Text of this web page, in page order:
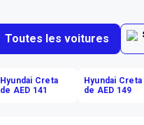
Toutes les voitures
Hyundai Creta
de AED 141
Hyundai Creta
de AED 149